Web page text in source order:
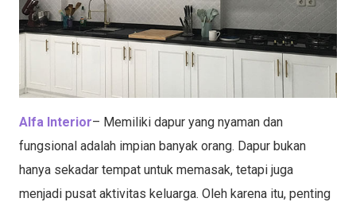
Alfa Interior– Memiliki dapur yang nyaman dan
fungsional adalah impian banyak orang. Dapur bukan
hanya sekadar tempat untuk memasak, tetapi juga
menjadi pusat aktivitas keluarga. Oleh karena itu, penting